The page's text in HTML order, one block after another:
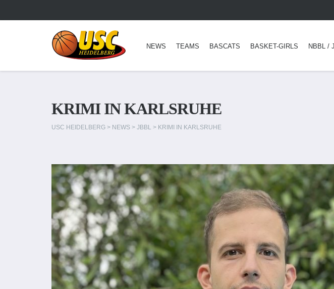
NEWS TEAMS BASCATS BASKET-GIRLS NBBL /
KRIMI IN KARLSRUHE
USC HEIDELBERG > NEWS > JBBL > KRIMI IN KARLSRUHE